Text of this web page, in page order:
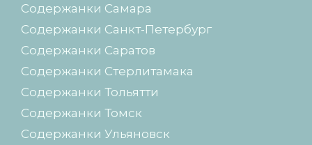
Содержанки Самара
Содержанки Санкт-Петербург
Содержанки Саратов
Содержанки Стерлитамака
Содержанки Тольятти
Содержанки Томск
Содержанки Ульяновск